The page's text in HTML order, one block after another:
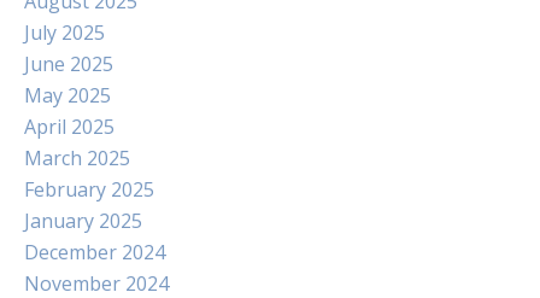
July 2025
June 2025
May 2025
April 2025
March 2025
February 2025
January 2025
December 2024
November 2024